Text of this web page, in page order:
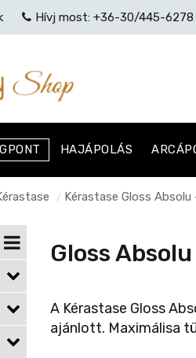
Hívj most: +36-30/445-6278
HAJÁPOLÁS
/ Kérastase Gloss
Gloss
A Kérastase Gloss
ajánlott. Maximálisa